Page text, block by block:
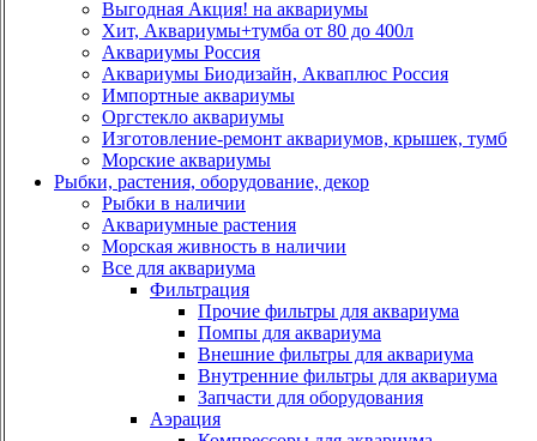
Выгодная Акция! на аквариумы
Хит, Аквариумы+тумба от 80 до 400л
Аквариумы Россия
Аквариумы Биодизайн, Акваплюс Россия
Импортные аквариумы
Оргстекло аквариумы
Изготовление-ремонт аквариумов, крышек, тумб
Морские аквариумы
Рыбки, растения, оборудование, декор
Рыбки в наличии
Аквариумные растения
Морская живность в наличии
Все для аквариума
Фильтрация
Прочие фильтры для аквариума
Помпы для аквариума
Внешние фильтры для аквариума
Внутренние фильтры для аквариума
Запчасти для оборудования
Аэрация